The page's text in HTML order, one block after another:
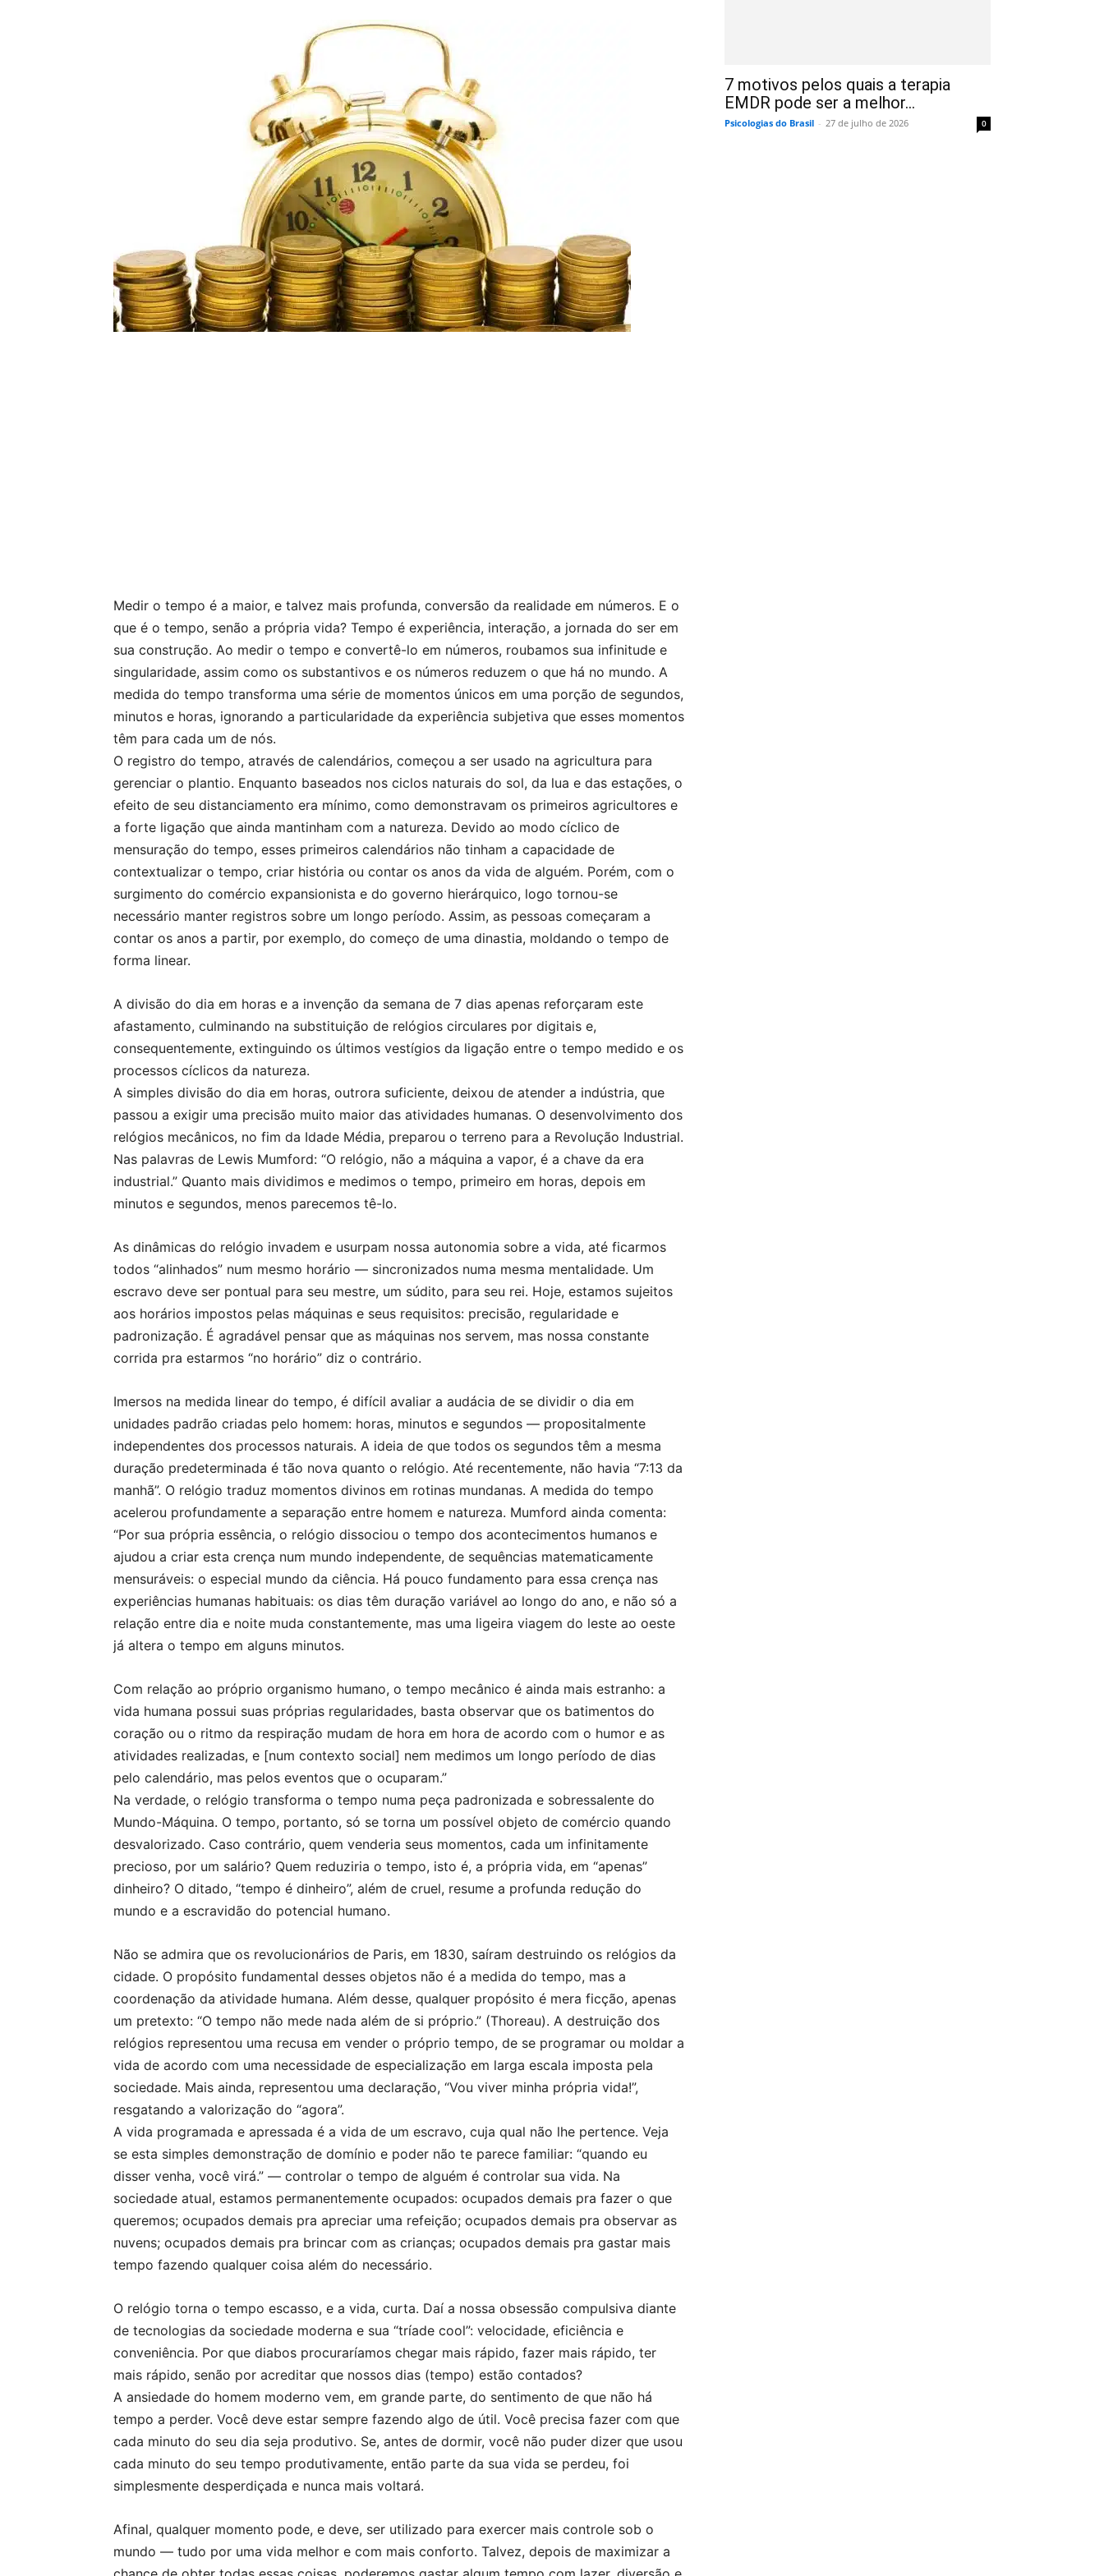
Medir o tempo é a maior, e talvez mais profunda, conversão da realidade em números. E o
que é o tempo, senão a própria vida? Tempo é experiência, interação, a jornada do ser em
sua construção. Ao medir o tempo e convertê-lo em números, roubamos sua infinitude e
singularidade, assim como os substantivos e os números reduzem o que há no mundo. A
medida do tempo transforma uma série de momentos únicos em uma porção de segundos,
minutos e horas, ignorando a particularidade da experiência subjetiva que esses momentos
têm para cada um de nós.
O registro do tempo, através de calendários, começou a ser usado na agricultura para
gerenciar o plantio. Enquanto baseados nos ciclos naturais do sol, da lua e das estações, o
efeito de seu distanciamento era mínimo, como demonstravam os primeiros agricultores e
a forte ligação que ainda mantinham com a natureza. Devido ao modo cíclico de
mensuração do tempo, esses primeiros calendários não tinham a capacidade de
contextualizar o tempo, criar história ou contar os anos da vida de alguém. Porém, com o
surgimento do comércio expansionista e do governo hierárquico, logo tornou-se
necessário manter registros sobre um longo período. Assim, as pessoas começaram a
contar os anos a partir, por exemplo, do começo de uma dinastia, moldando o tempo de
forma linear.
A divisão do dia em horas e a invenção da semana de 7 dias apenas reforçaram este
afastamento, culminando na substituição de relógios circulares por digitais e,
consequentemente, extinguindo os últimos vestígios da ligação entre o tempo medido e os
processos cíclicos da natureza.
A simples divisão do dia em horas, outrora suficiente, deixou de atender a indústria, que
passou a exigir uma precisão muito maior das atividades humanas. O desenvolvimento dos
relógios mecânicos, no fim da Idade Média, preparou o terreno para a Revolução Industrial.
Nas palavras de Lewis Mumford: “O relógio, não a máquina a vapor, é a chave da era
industrial.” Quanto mais dividimos e medimos o tempo, primeiro em horas, depois em
minutos e segundos, menos parecemos tê-lo.
As dinâmicas do relógio invadem e usurpam nossa autonomia sobre a vida, até ficarmos
todos “alinhados” num mesmo horário — sincronizados numa mesma mentalidade. Um
escravo deve ser pontual para seu mestre, um súdito, para seu rei. Hoje, estamos sujeitos
aos horários impostos pelas máquinas e seus requisitos: precisão, regularidade e
padronização. É agradável pensar que as máquinas nos servem, mas nossa constante
corrida pra estarmos “no horário” diz o contrário.
Imersos na medida linear do tempo, é difícil avaliar a audácia de se dividir o dia em
unidades padrão criadas pelo homem: horas, minutos e segundos — propositalmente
independentes dos processos naturais. A ideia de que todos os segundos têm a mesma
duração predeterminada é tão nova quanto o relógio. Até recentemente, não havia “7:13 da
manhã”. O relógio traduz momentos divinos em rotinas mundanas. A medida do tempo
acelerou profundamente a separação entre homem e natureza. Mumford ainda comenta:
“Por sua própria essência, o relógio dissociou o tempo dos acontecimentos humanos e
ajudou a criar esta crença num mundo independente, de sequências matematicamente
mensuráveis: o especial mundo da ciência. Há pouco fundamento para essa crença nas
experiências humanas habituais: os dias têm duração variável ao longo do ano, e não só a
relação entre dia e noite muda constantemente, mas uma ligeira viagem do leste ao oeste
já altera o tempo em alguns minutos.
Com relação ao próprio organismo humano, o tempo mecânico é ainda mais estranho: a
vida humana possui suas próprias regularidades, basta observar que os batimentos do
coração ou o ritmo da respiração mudam de hora em hora de acordo com o humor e as
atividades realizadas, e [num contexto social] nem medimos um longo período de dias
pelo calendário, mas pelos eventos que o ocuparam.”
Na verdade, o relógio transforma o tempo numa peça padronizada e sobressalente do
Mundo-Máquina. O tempo, portanto, só se torna um possível objeto de comércio quando
desvalorizado. Caso contrário, quem venderia seus momentos, cada um infinitamente
precioso, por um salário? Quem reduziria o tempo, isto é, a própria vida, em “apenas”
dinheiro? O ditado, “tempo é dinheiro”, além de cruel, resume a profunda redução do
mundo e a escravidão do potencial humano.
Não se admira que os revolucionários de Paris, em 1830, saíram destruindo os relógios da
cidade. O propósito fundamental desses objetos não é a medida do tempo, mas a
coordenação da atividade humana. Além desse, qualquer propósito é mera ficção, apenas
um pretexto: “O tempo não mede nada além de si próprio.” (Thoreau). A destruição dos
relógios representou uma recusa em vender o próprio tempo, de se programar ou moldar a
vida de acordo com uma necessidade de especialização em larga escala imposta pela
sociedade. Mais ainda, representou uma declaração, “Vou viver minha própria vida!”,
resgatando a valorização do “agora”.
A vida programada e apressada é a vida de um escravo, cuja qual não lhe pertence. Veja
se esta simples demonstração de domínio e poder não te parece familiar: “quando eu
disser venha, você virá.” — controlar o tempo de alguém é controlar sua vida. Na
sociedade atual, estamos permanentemente ocupados: ocupados demais pra fazer o que
queremos; ocupados demais pra apreciar uma refeição; ocupados demais pra observar as
nuvens; ocupados demais pra brincar com as crianças; ocupados demais pra gastar mais
tempo fazendo qualquer coisa além do necessário.
O relógio torna o tempo escasso, e a vida, curta. Daí a nossa obsessão compulsiva diante
de tecnologias da sociedade moderna e sua “tríade cool”: velocidade, eficiência e
conveniência. Por que diabos procuraríamos chegar mais rápido, fazer mais rápido, ter
mais rápido, senão por acreditar que nossos dias (tempo) estão contados?
A ansiedade do homem moderno vem, em grande parte, do sentimento de que não há
tempo a perder. Você deve estar sempre fazendo algo de útil. Você precisa fazer com que
cada minuto do seu dia seja produtivo. Se, antes de dormir, você não puder dizer que usou
cada minuto do seu tempo produtivamente, então parte da sua vida se perdeu, foi
simplesmente desperdiçada e nunca mais voltará.
Afinal, qualquer momento pode, e deve, ser utilizado para exercer mais controle sob o
mundo — tudo por uma vida melhor e com mais conforto. Talvez, depois de maximizar a
7 motivos pelos quais a terapia
EMDR pode ser a melhor...
Psicologias do Brasil - 27 de julho de 2026 0